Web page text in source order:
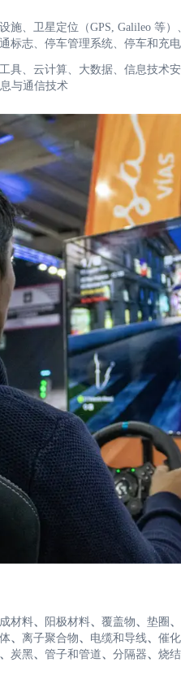
施、卫星定位（GPS, Galileo 等
标志、停车管理系统、停车和充
具、云计算、大数据、信息技术
与通信技术
材料、 阳极材料、 覆盖物、 垫圈 、
、 离子聚合物、 电缆和导线、 催
、 炭黑、 管子和管道、 分隔器、 烧